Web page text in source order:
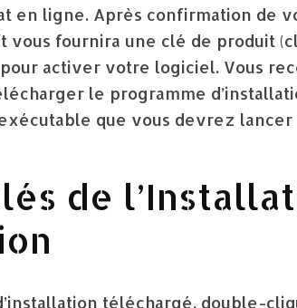
en ligne. Après confirmation de
vous fournira une clé de produit
activer votre logiciel. Vous
le programme
exécutable que vous devrez
de
téléchargé, double-